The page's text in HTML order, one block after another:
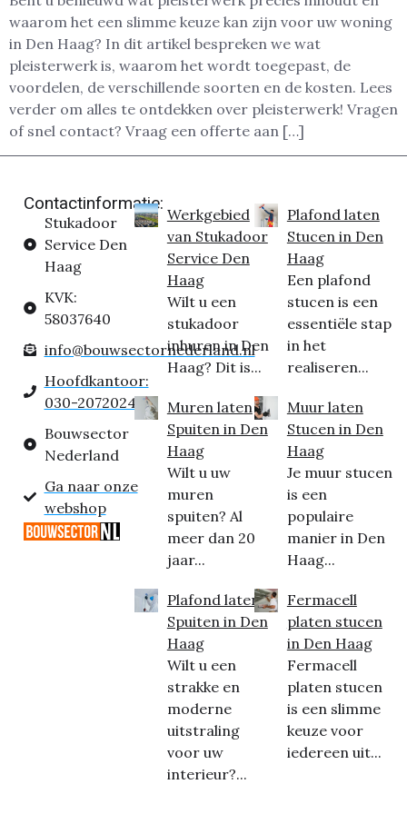
waarom het een slimme keuze kan zijn voor uw woning
in Den Haag? In dit artikel bespreken we wat
pleisterwerk is, waarom het wordt toegepast, de
voordelen, de verschillende soorten en de kosten. Lees
verder om alles te ontdekken over pleisterwerk! Vragen
of snel contact? Vraag een offerte aan […]
Contactinformatie:
Stukadoor
Service Den
Haag
KVK:
58037640
info@bouwsectornederland.nl
Hoofdkantoor:
030-2072024
Bouwsector
Nederland
Ga naar onze
webshop
Werkgebied
van Stukadoor
Service Den
Haag
Wilt u een
stukadoor
inhuren in Den
Haag? Dit is...
Muren laten
Spuiten in Den
Haag
Wilt u uw
muren
spuiten? Al
meer dan 20
jaar...
Plafond laten
Spuiten in Den
Haag
Wilt u een
strakke en
moderne
uitstraling
voor uw
interieur?...
Plafond laten
Stucen in Den
Haag
Een plafond
stucen is een
essentiële stap
in het
realiseren...
Muur laten
Stucen in Den
Haag
Je muur stucen
is een
populaire
manier in Den
Haag...
Fermacell
platen stucen
in Den Haag
Fermacell
platen stucen
is een slimme
keuze voor
iedereen uit...